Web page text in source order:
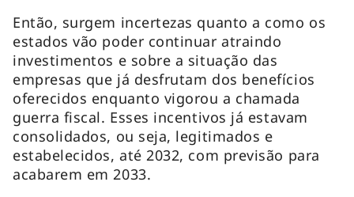
Então, surgem incertezas quanto a como os
estados vão poder continuar atraindo
investimentos e sobre a situação das
empresas que já desfrutam dos benefícios
oferecidos enquanto vigorou a chamada
guerra fiscal. Esses incentivos já estavam
consolidados, ou seja, legitimados e
estabelecidos, até 2032, com previsão para
acabarem em 2033.